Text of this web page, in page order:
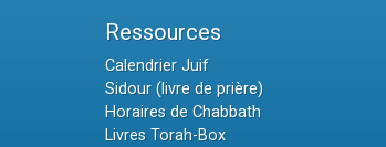
Ressources
Calendrier Juif
Sidour (livre de prière)
Horaires de Chabbath
Livres Torah-Box